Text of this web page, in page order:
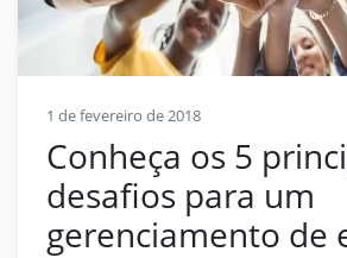
1 de fevereiro de 2018
Conheça os 5
desafios para um
gerenciamento de